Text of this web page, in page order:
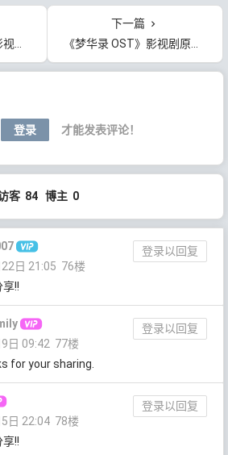
盘下载
下一篇
《梦华录 OST》影视剧原声带[无损FLAC/MP3/508MB]百度云网盘下载
登录 才能发表评论！
客 84 博主 0
登录以回复
日 21:05 76楼
!!
登录以回复
日 09:42 77楼
for your sharing.
登录以回复
日 22:04 78楼
!!